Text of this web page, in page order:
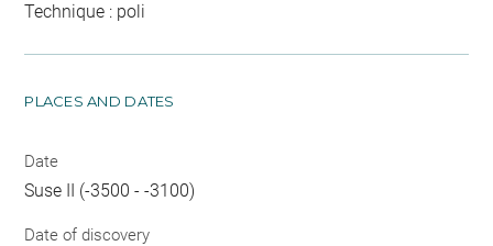
Technique : poli
PLACES AND DATES
Date
Suse II (-3500 - -3100)
Date of discovery